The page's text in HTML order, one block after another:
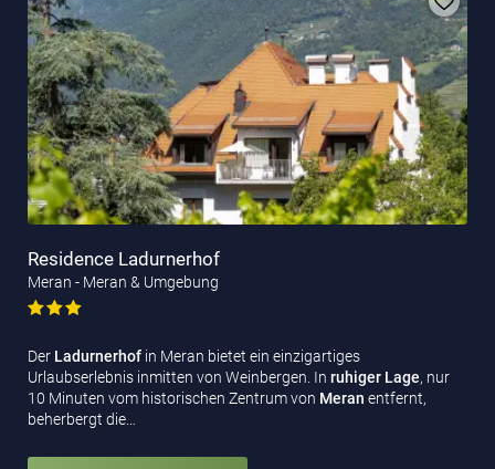
Residence Ladurnerhof
Meran - Meran & Umgebung
Der Ladurnerhof in Meran bietet ein einzigartiges
Urlaubserlebnis inmitten von Weinbergen. In ruhiger Lage, nur
10 Minuten vom historischen Zentrum von Meran entfernt,
beherbergt die…